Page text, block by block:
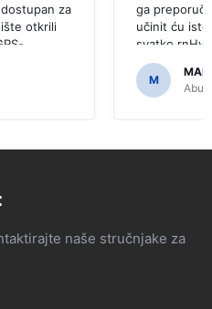
za
otkrili
odlučili
za
ga
učinit ću isto
M
Abu
naše stručnjake za